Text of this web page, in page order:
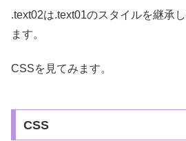
.text02は.text01のスタイルを継承
ます。
CSSを見てみます。
CSS